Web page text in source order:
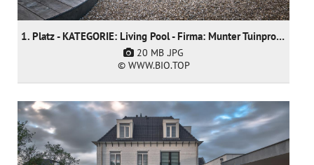
1. Platz - KATEGORIE: Living Pool - Firma: Munter Tuinprojecten
20 MB .JPG
© WWW.BIO.TOP